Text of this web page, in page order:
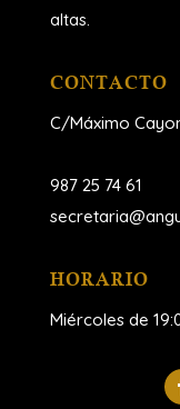
altas.
CONTACTO
C/Máximo
987 25 74 61
HORARIO
Miércoles de